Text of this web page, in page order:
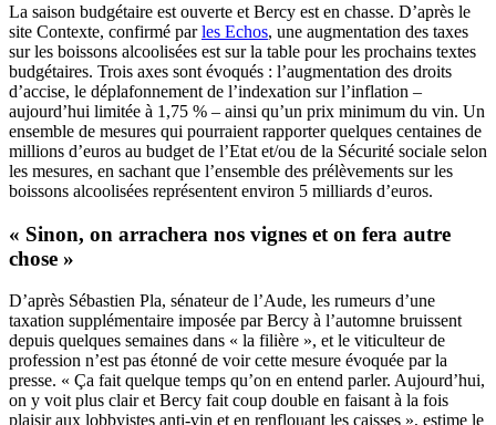
La saison budgétaire est ouverte et Bercy est en chasse. D’après le
site Contexte, confirmé parles Echos, une augmentation des taxes
sur les boissons alcoolisées est sur la table pour les prochains textes
budgétaires. Trois axes sont évoqués : l’augmentation des droits
d’accise, le déplafonnement de l’indexation sur l’inflation –
aujourd’hui limitée à 1,75 % – ainsi qu’un prix minimum du vin. Un
ensemble de mesures qui pourraient rapporter quelques centaines de
millions d’euros au budget de l’Etat et/ou de la Sécurité sociale selon
les mesures, en sachant que l’ensemble des prélèvements sur les
boissons alcoolisées représentent environ 5 milliards d’euros.
« Sinon, on arrachera nos vignes et on fera autre
chose »
D’après Sébastien Pla, sénateur de l’Aude, les rumeurs d’une
taxation supplémentaire imposée par Bercy à l’automne bruissent
depuis quelques semaines dans « la filière », et le viticulteur de
profession n’est pas étonné de voir cette mesure évoquée par la
presse. « Ça fait quelque temps qu’on en entend parler. Aujourd’hui,
on y voit plus clair et Bercy fait coup double en faisant à la fois
plaisir aux lobbyistes anti-vin et en renflouant les caisses », estime le